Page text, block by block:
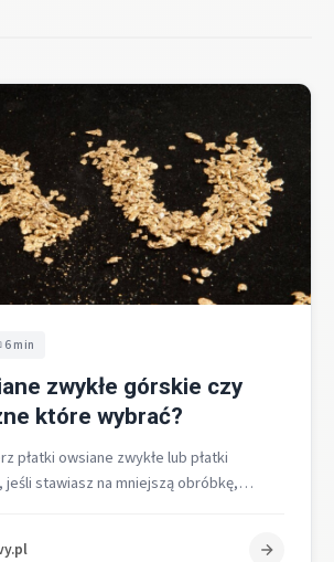
6 min
zwykłe górskie czy
które wybrać?
płatki owsiane zwykłe lub płatki
stawiasz na mniejszą obróbkę,